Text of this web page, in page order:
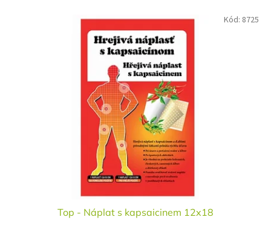
Top - Náplat s kapsaicinem 12x18
Kód: 8725